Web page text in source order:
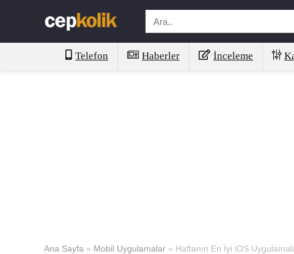
Telefon Haberler İnceleme
Ana Sayfa » Mobil Uygulamalar » Haftanın En İyi iOS